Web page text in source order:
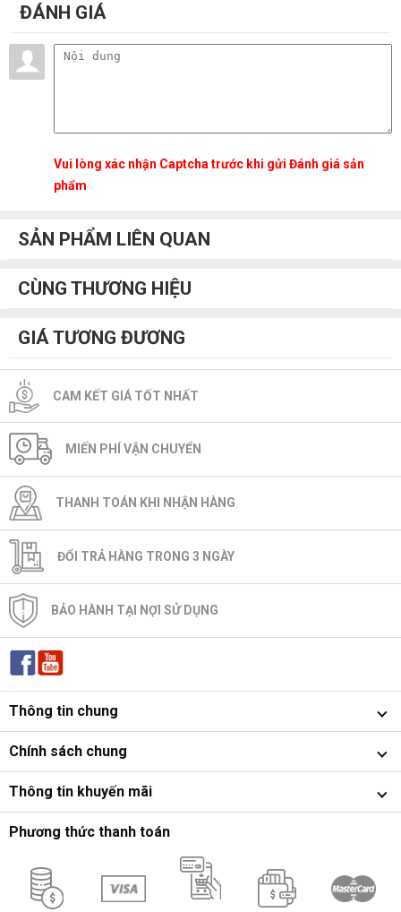
ĐÁNH GIÁ
Vui lòng xác nhận Captcha trước khi gửi Đánh giá sản
phẩm
SẢN PHẨM LIÊN QUAN
CÙNG THƯƠNG HIỆU
GIÁ TƯƠNG ĐƯƠNG
CAM KẾT GIÁ TỐT NHẤT
MIẾN PHÍ VẬN CHUYỂN
THANH TOÁN KHI NHẬN HÀNG
ĐỔI TRẢ HÀNG TRONG 3 NGÀY
BẢO HÀNH TẠI NỢI SỬ DỤNG
Thông tin chung
Chính sách chung
Thông tin khuyến mãi
Phương thức thanh toán